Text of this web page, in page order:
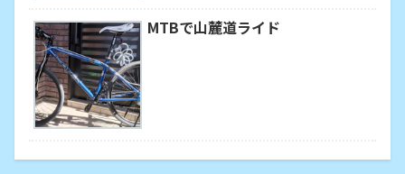
MTBで山麓道ライド